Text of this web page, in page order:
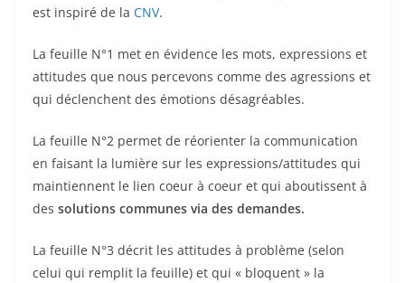
est inspiré de la CNV.
La feuille N°1 met en évidence les mots, expressions et
attitudes que nous percevons comme des agressions et
qui déclenchent des émotions désagréables.
La feuille N°2 permet de réorienter la communication
en faisant la lumière sur les expressions/attitudes qui
maintiennent le lien coeur à coeur et qui aboutissent à
des solutions communes via des demandes.
La feuille N°3 décrit les attitudes à problème (selon
celui qui remplit la feuille) et qui « bloquent » la